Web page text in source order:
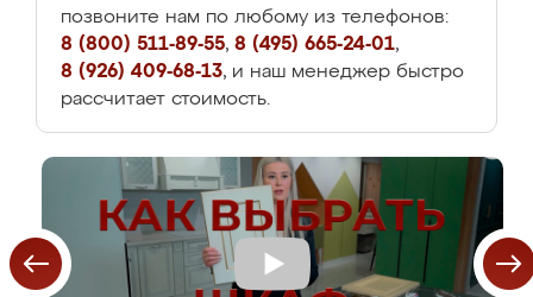
позвоните нам по любому из телефонов:
8 (800) 511-89-55, 8 (495) 665-24-01,
8 (926) 409-68-13, и наш менеджер быстро
рассчитает стоимость.